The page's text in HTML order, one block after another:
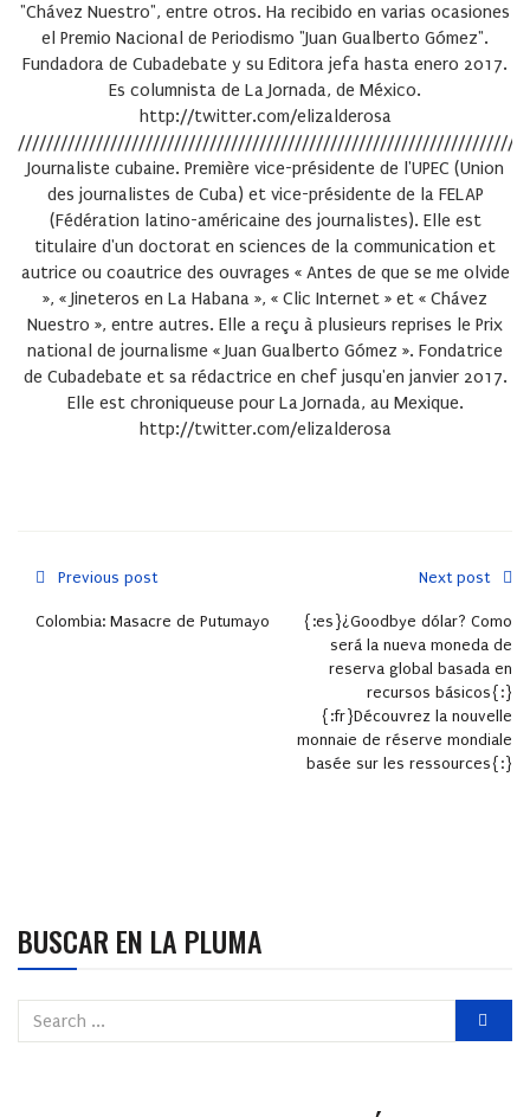
"Chávez Nuestro", entre otros. Ha recibido en varias ocasiones
el Premio Nacional de Periodismo "Juan Gualberto Gómez".
Fundadora de Cubadebate y su Editora jefa hasta enero 2017.
Es columnista de La Jornada, de México.
http://twitter.com/elizalderosa
Journaliste cubaine. Première vice-présidente de l'UPEC (Union
des journalistes de Cuba) et vice-présidente de la FELAP
(Fédération latino-américaine des journalistes). Elle est
titulaire d'un doctorat en sciences de la communication et
autrice ou coautrice des ouvrages « Antes de que se me olvide
», « Jineteros en La Habana », « Clic Internet » et « Chávez
Nuestro », entre autres. Elle a reçu à plusieurs reprises le Prix
national de journalisme « Juan Gualberto Gómez ». Fondatrice
de Cubadebate et sa rédactrice en chef jusqu'en janvier 2017.
Elle est chroniqueuse pour La Jornada, au Mexique.
http://twitter.com/elizalderosa
Previous post
Colombia: Masacre de Putumayo
Next post
{:es}¿Goodbye dólar? Como
será la nueva moneda de
reserva global basada en
recursos básicos{:}
{:fr}Découvrez la nouvelle
monnaie de réserve mondiale
basée sur les ressources{:}
BUSCAR EN LA PLUMA